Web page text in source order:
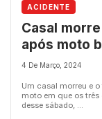
ACIDENTE
Casal
após moto
4 De Março, 2024
Um casal morreu e
moto em que os
desse sábado, ...